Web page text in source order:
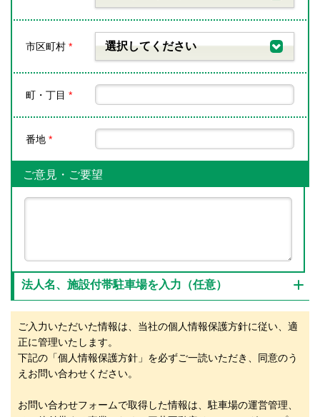
市区町村 * 選択してください
町・丁目 *
番地 *
ご意見・ご要望
法人名、施設付帯駐車場を入力（任意）
ご入力いただいた情報は、当社の個人情報保護方針に従い、適
正に管理いたします。
下記の「個人情報保護方針」を必ずご一読いただき、同意のう
えお問い合わせください。
お問い合わせフォームで取得した情報は、駐車場の運営管理、